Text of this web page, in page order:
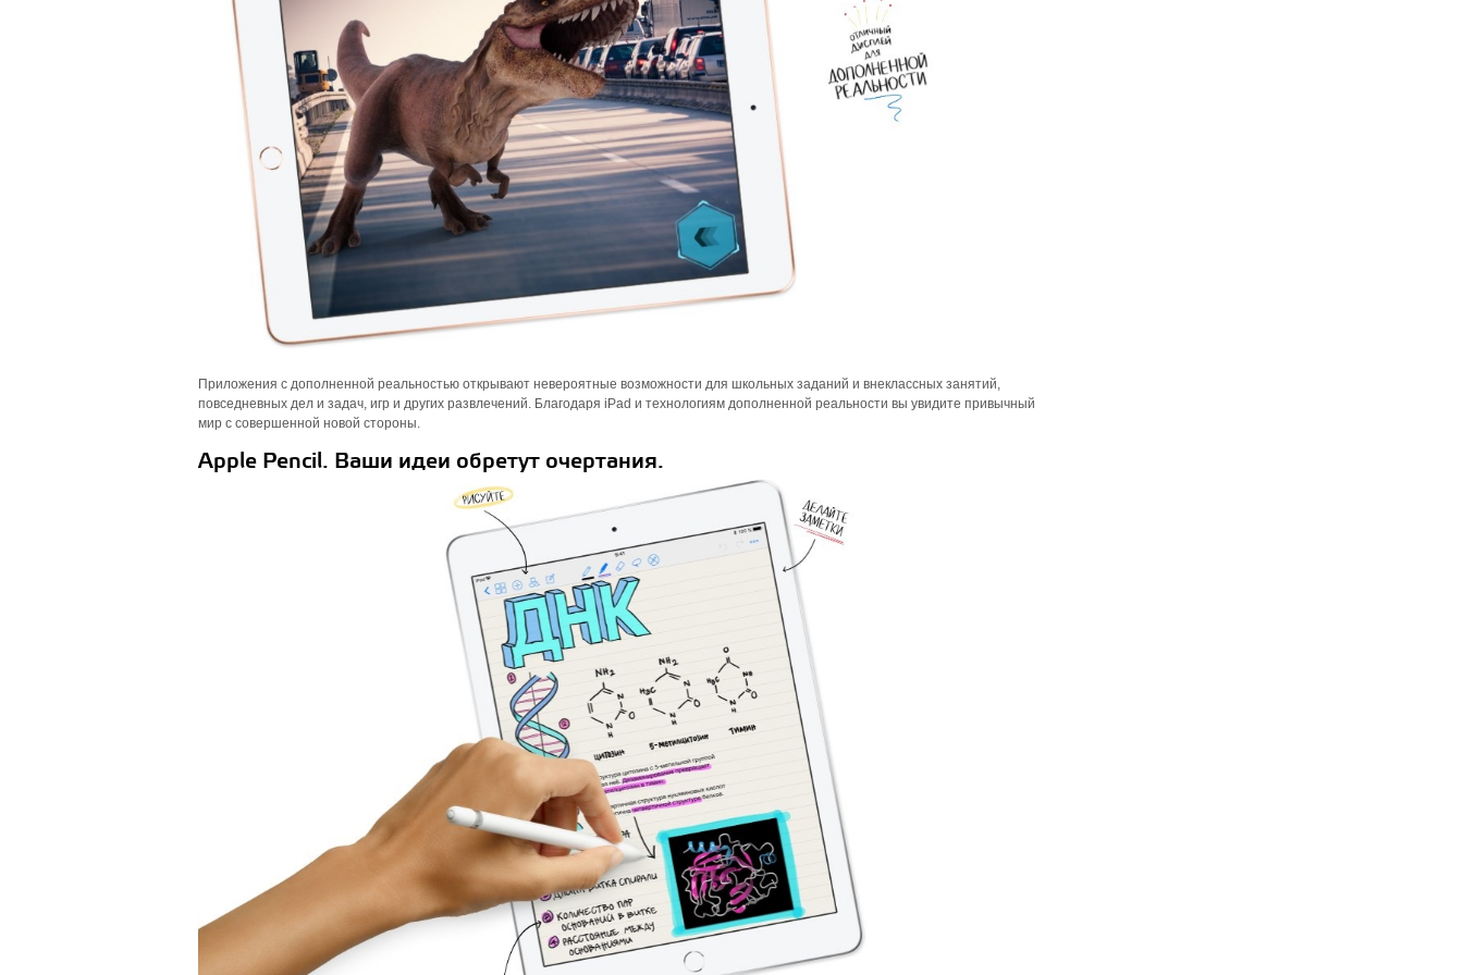
Приложения с дополненной реальностью открывают невероятные возможности для школьных заданий и внеклассных занятий,
повседневных дел и задач, игр и других развлечений. Благодаря iPad и технологиям дополненной реальности вы увидите привычный
мир с совершенной новой стороны.
Apple Pencil. Ваши идеи обретут очертания.